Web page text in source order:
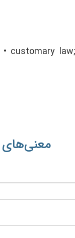
• customary
معنی‌های